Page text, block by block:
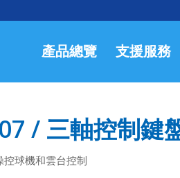
產品總覽 支援服務
/ 三軸控制鍵
控球機和雲台控制